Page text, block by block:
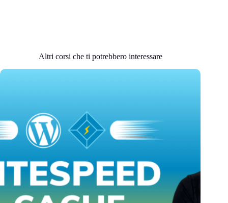
Altri corsi che ti potrebbero interessare